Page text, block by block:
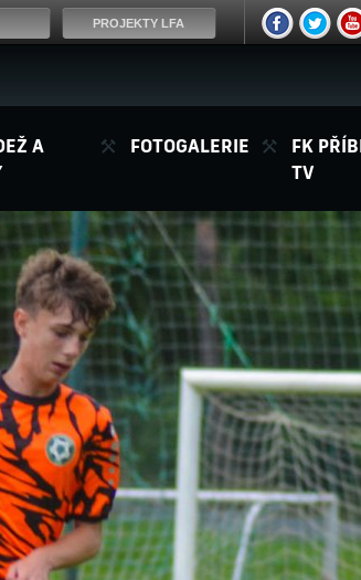
A
FOTOGALERIE
FK
TV
PROJEKTY LFA